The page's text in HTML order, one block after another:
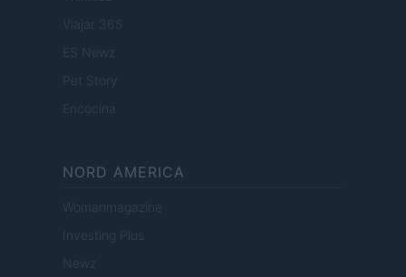
Viajar 365
ES Newz
Pet Story
Encocina
NORD AMERICA
Womanmagazine
Investing Plus
Newz